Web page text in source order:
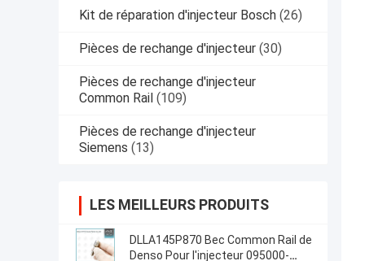
Kit de réparation d'injecteur Bosch (26)
Pièces de rechange d'injecteur (30)
Pièces de rechange d'injecteur
Common Rail (109)
Pièces de rechange d'injecteur
Siemens (13)
LES MEILLEURS PRODUITS
DLLA145P870 Bec Common Rail de
Denso Pour l'injecteur 095000-